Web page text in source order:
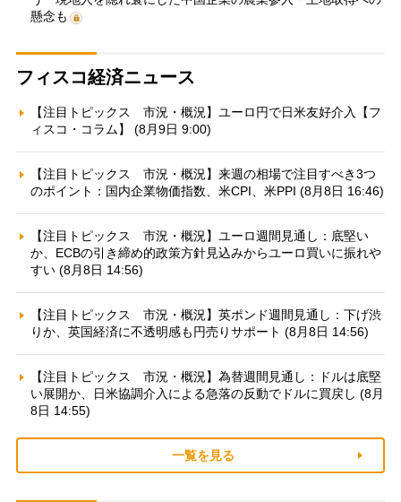
懸念も
フィスコ経済ニュース
【注目トピックス 市況・概況】ユーロ円で日米友好介入【フ
ィスコ・コラム】 (8月9日 9:00)
【注目トピックス 市況・概況】来週の相場で注目すべき3つ
のポイント：国内企業物価指数、米CPI、米PPI (8月8日 16:46)
【注目トピックス 市況・概況】ユーロ週間見通し：底堅い
か、ECBの引き締め的政策方針見込みからユーロ買いに振れや
すい (8月8日 14:56)
【注目トピックス 市況・概況】英ポンド週間見通し：下げ渋
りか、英国経済に不透明感も円売りサポート (8月8日 14:56)
【注目トピックス 市況・概況】為替週間見通し：ドルは底堅
い展開か、日米協調介入による急落の反動でドルに買戻し (8月
8日 14:55)
一覧を見る